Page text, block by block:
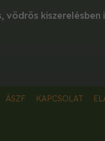
vödrös kiszerelésben
ÁSZF KAPCSOLAT